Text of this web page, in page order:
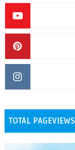
TOTAL PAGEVIEWS